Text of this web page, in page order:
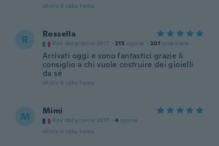
około 6 roku temu
R Rossella
Rok dołączenia 2017 · 215 opinie · 201 przesłane
Arrivati oggi e sono fantastici grazie li
consiglio a chi vuole costruire dei gioielli
da sé
około 6 roku temu
M Mimi
Rok dołączenia 2017 · 4 opinie
około 6 roku temu